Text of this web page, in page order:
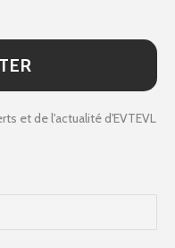
et de l'actualité d'EVTEVL